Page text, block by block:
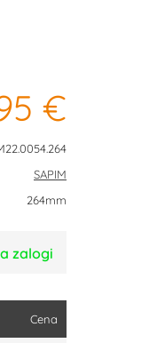
€
SAPIM
264mm
zalogi
Cena